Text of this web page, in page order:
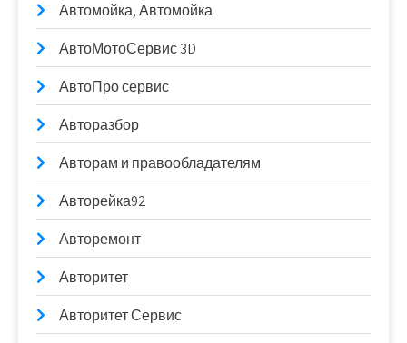
Автомойка, Автомойка
АвтоМотоСервис 3D
АвтоПро сервис
Авторазбор
Авторам и правообладателям
Авторейка92
Авторемонт
Авторитет
Авторитет Сервис